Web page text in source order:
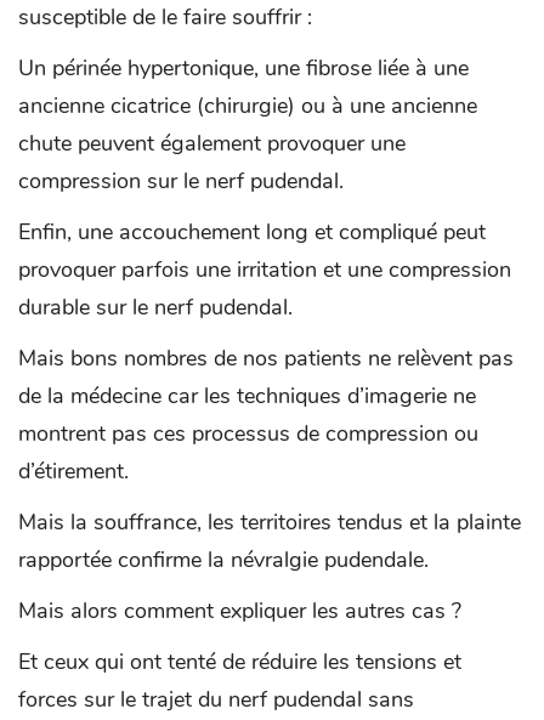
susceptible de le faire souffrir :
Un périnée hypertonique, une fibrose liée à une
ancienne cicatrice (chirurgie) ou à une ancienne
chute peuvent également provoquer une
compression sur le nerf pudendal.
Enfin, une accouchement long et compliqué peut
provoquer parfois une irritation et une compression
durable sur le nerf pudendal.
Mais bons nombres de nos patients ne relèvent pas
de la médecine car les techniques d’imagerie ne
montrent pas ces processus de compression ou
d’étirement.
Mais la souffrance, les territoires tendus et la plainte
rapportée confirme la névralgie pudendale.
Mais alors comment expliquer les autres cas ?
Et ceux qui ont tenté de réduire les tensions et
forces sur le trajet du nerf pudendal sans